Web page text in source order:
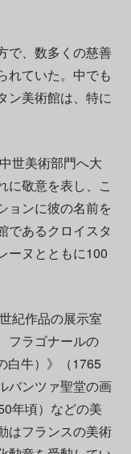
で、数多くの慈善
れていた。中でも
ン美術館は、特に
世美術部門へ大
に敬意を表し、こ
ョンに彼の名前を
であるクロイスタ
ーヌとともに100
紀作品の展示室
フラゴナールの
白牛）》（1765
バンツァ聖堂の画
年頃）などの美
はフランスの美術